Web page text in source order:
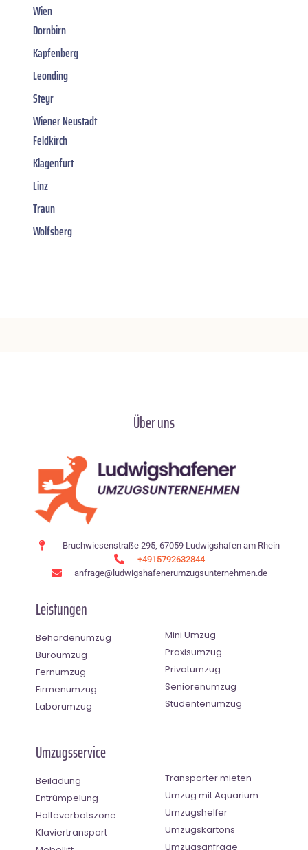
Wien
Dornbirn
Kapfenberg
Leonding
Steyr
Wiener Neustadt
Feldkirch
Klagenfurt
Linz
Traun
Wolfsberg
Über uns
Bruchwiesenstraße 295, 67059 Ludwigshafen am Rhein
+4915792632844
anfrage@ludwigshafenerumzugsunternehmen.de
Leistungen
Behördenumzug
Büroumzug
Fernumzug
Firmenumzug
Laborumzug
Mini Umzug
Praxisumzug
Privatumzug
Seniorenumzug
Studentenumzug
Umzugsservice
Beiladung
Entrümpelung
Halteverbotszone
Klaviertransport
Transporter mieten
Umzug mit Aquarium
Umzugshelfer
Umzugskartons
Umzugsanfrage